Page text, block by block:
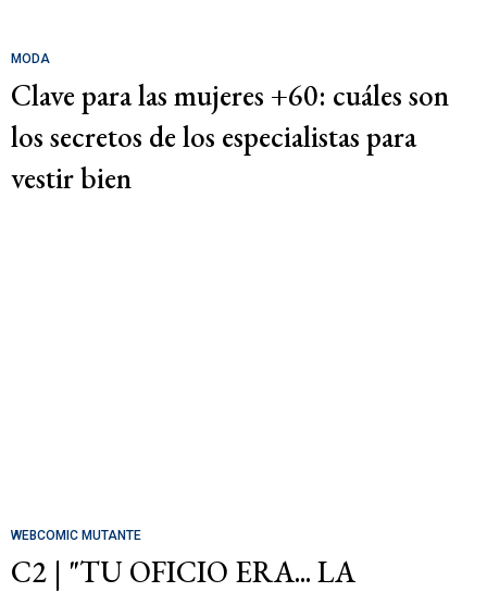
MODA
Clave para las mujeres +60: cuáles son
los secretos de los especialistas para
vestir bien
WEBCOMIC MUTANTE
C2 | "TU OFICIO ERA... LA